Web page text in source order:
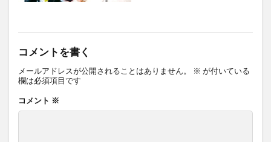
コメントを書く
メールアドレスが公開されることはありません。 ※ が付いている
欄は必須項目です
コメント ※